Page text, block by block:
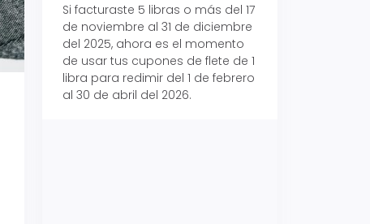
Si facturaste 5 libras o más del 17
de noviembre al 31 de diciembre
del 2025, ahora es el momento
de usar tus cupones de flete de 1
libra para redimir del 1 de febrero
al 30 de abril del 2026.